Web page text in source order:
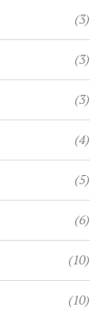
(3)
(3)
(3)
(4)
(5)
(6)
(10)
(10)